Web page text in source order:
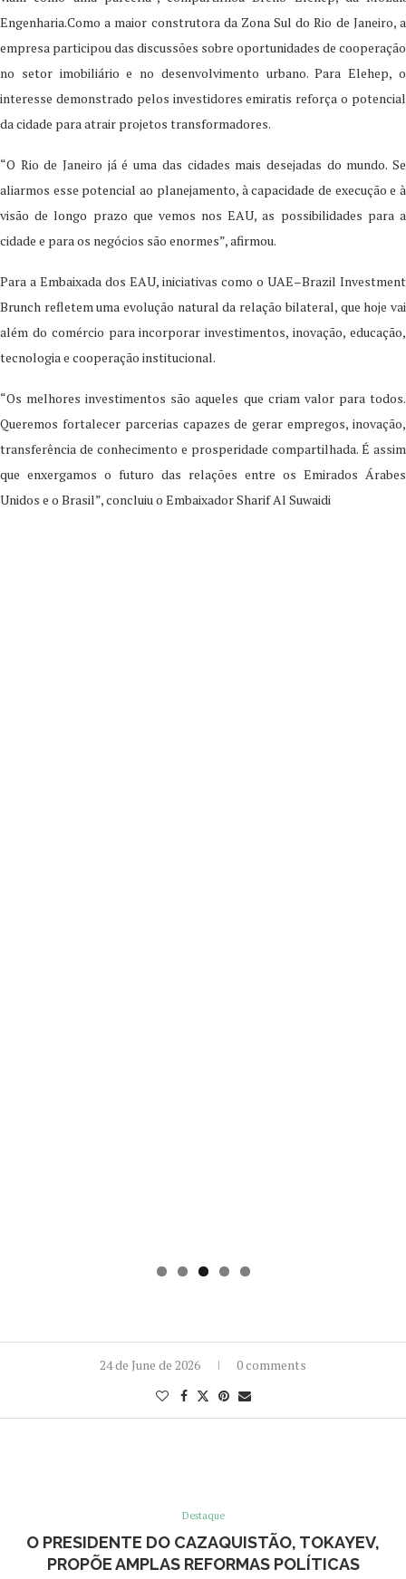
Engenharia.Como a maior construtora da Zona Sul do Rio de Janeiro, a
empresa participou das discussões sobre oportunidades de cooperação
no setor imobiliário e no desenvolvimento urbano. Para Elehep, o
interesse demonstrado pelos investidores emiratis reforça o potencial
da cidade para atrair projetos transformadores.
“O Rio de Janeiro já é uma das cidades mais desejadas do mundo. Se
aliarmos esse potencial ao planejamento, à capacidade de execução e à
visão de longo prazo que vemos nos EAU, as possibilidades para a
cidade e para os negócios são enormes”, afirmou.
Para a Embaixada dos EAU, iniciativas como o UAE–Brazil Investment
Brunch refletem uma evolução natural da relação bilateral, que hoje vai
além do comércio para incorporar investimentos, inovação, educação,
tecnologia e cooperação institucional.
“Os melhores investimentos são aqueles que criam valor para todos.
Queremos fortalecer parcerias capazes de gerar empregos, inovação,
transferência de conhecimento e prosperidade compartilhada. É assim
que enxergamos o futuro das relações entre os Emirados Árabes
Unidos e o Brasil”, concluiu o Embaixador Sharif Al Suwaidi
24 de June de 2026 0 comments
Destaque
O PRESIDENTE DO CAZAQUISTÃO, TOKAYEV,
PROPÕE AMPLAS REFORMAS POLÍTICAS